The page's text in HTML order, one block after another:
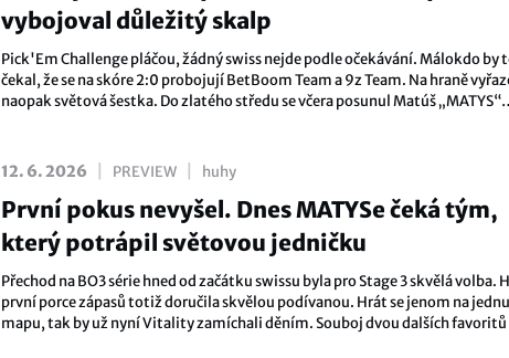
vybojoval důležitý skalp
Pick'Em Challenge pláčou, žádný swiss nejde podle očekávání. Málokdo by
čekal, že se na skóre 2:0 probojují BetBoom Team a 9z Team. Na hraně
naopak světová šestka. Do zlatého středu se včera posunul Matúš „MATYS“
12. 6. 2026 PREVIEW huhy
První pokus nevyšel. Dnes MATYSe čeká tým,
který potrápil světovou jedničku
Přechod na BO3 série hned od začátku swissu byla pro Stage 3 skvělá volba.
první porce zápasů totiž doručila skvělou podívanou. Hrát se jenom na jednu
mapu, tak by už nyní Vitality zamíchali děním. Souboj dvou dalších favoritů